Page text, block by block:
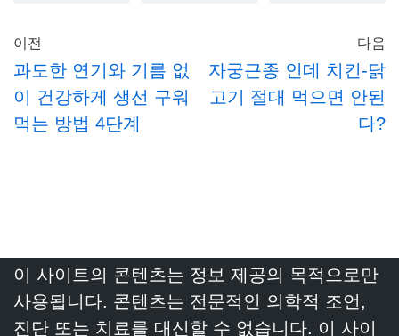
이전
과도한 연기와 기름 없
이 건강하게 생선 구워
먹는 방법 4단계
다음
자궁근종 인데 치킨-닭
고기 절대 먹으면 안된
다?
이 사이트의 콘텐츠는 정보 제공의 목적으로만
사용됩니다. 콘텐츠는 전문적인 의학적 조언,
진단 또는 치료를 대신할 수 없습니다. 이 사이